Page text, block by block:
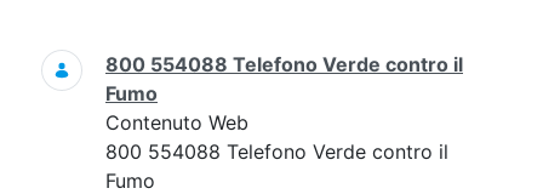
Ricerca
800 554088 Telefono Verde contro il
Fumo
Contenuto Web
800 554088 Telefono Verde contro il
Fumo